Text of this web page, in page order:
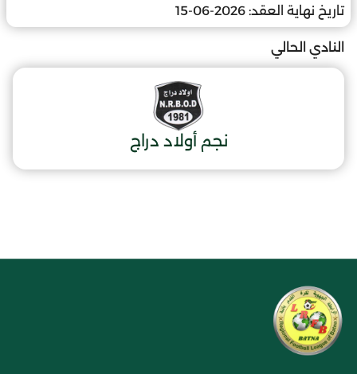
تاريخ نهاية العقد: 2026-06-15
النادي الحالي
نجم أولاد دراج